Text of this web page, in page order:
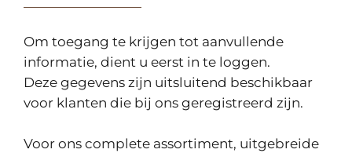
Om toegang te krijgen tot aanvullende
informatie, dient u eerst in te loggen.
Deze gegevens zijn uitsluitend beschikbaar
voor klanten die bij ons geregistreerd zijn.
Voor ons complete assortiment, uitgebreide